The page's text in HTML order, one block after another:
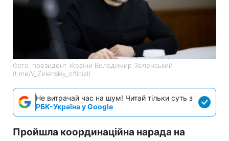
Фото: президент України Володимир Зеленський
(t.me/V_Zelenskiy_official)
Не витрачай час на шум! Читай тільки суть з
РБК-Україна у Google
Пройшла координаційна нарада на